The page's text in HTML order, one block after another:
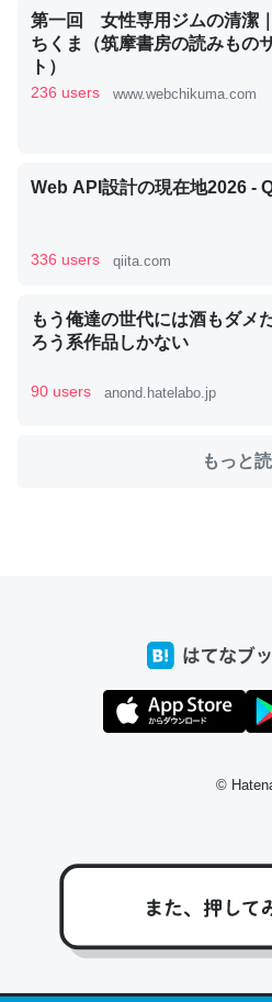
これを元に考えるとカルシウム
類は苦労してるんだな…。腹足
いのか」に関する新仮説
ウチもEchoを実家に置いて４年
ちぼちRingも置こうかと画策中
位置情報を共有してる。電池残
これ見て生きてるなって分かる。
り時間を日数にすると1週間と
それを実質100倍以上に伸ばす
─たまにLINEするくらいだった遠方の
コミュニケーションが劇的に変化し
たいなのでネット環境作ったけ
回線代ほとんどかからないです
https://
─たまにLINEするくらいだった遠方
第一回 女性専用ジムの清潔
ちくま（筑摩書房の読みもの
ト）
236 users www.webchikuma.com
Web API設計の現在地2026 -
336 users qiita.com
もう俺達の世代には酒もダメ
ろう系作品しかない
90 users anond.hatelabo.jp
もっと
©